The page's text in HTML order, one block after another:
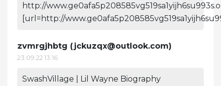
http://
[url=http://
zvmrgjhbtg (jckuzqx@outlook.com)
23.09.22 13:16
SwashVillage | Lil Wayne Biography